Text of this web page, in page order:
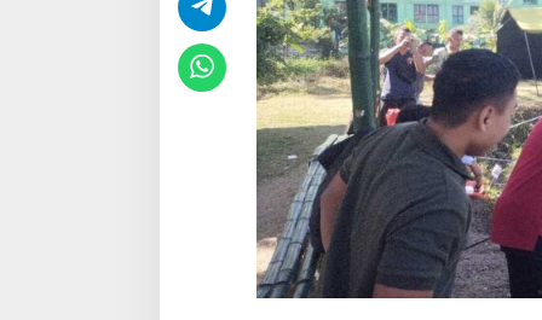
n
g
K
o
m
s
o
s
d
r